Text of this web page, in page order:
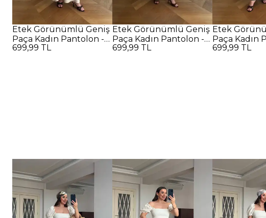
Etek Görünümlü Geniş
Paça Kadın Pantolon -
Bej
699,99 TL
Etek Görünümlü Geniş
Paça Kadın Pantolon -
Beyaz
699,99 TL
Etek
Paça Kadın
SİYAH
699,99 TL